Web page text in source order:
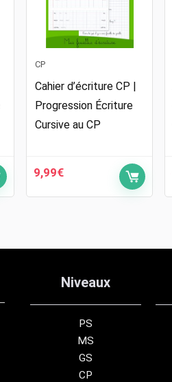
CP
Cahier d’écriture CP |
Progression Écriture
Cursive au CP
9,99€
Niveaux
PS
MS
GS
CP